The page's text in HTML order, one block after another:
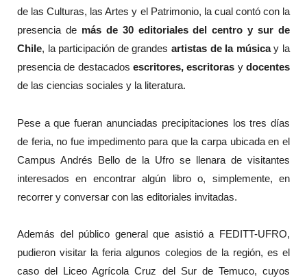
de las Culturas, las Artes y el Patrimonio, la cual contó con la
presencia de más de 30 editoriales del centro y sur de
Chile, la participación de grandes artistas de la músicay la
presencia de destacados escritores, escritoras ydocentes
de las ciencias sociales y la literatura.
Pese a que fueran anunciadas precipitaciones los tres días
de feria, no fue impedimento para que la carpa ubicada en el
Campus Andrés Bello de la Ufro se llenara de visitantes
interesados en encontrar algún libro o, simplemente, en
recorrer y conversar con las editoriales invitadas.
Además del público general que asistió a FEDITT-UFRO,
pudieron visitar la feria algunos colegios de la región, es el
caso del Liceo Agrícola Cruz del Sur de Temuco, cuyos